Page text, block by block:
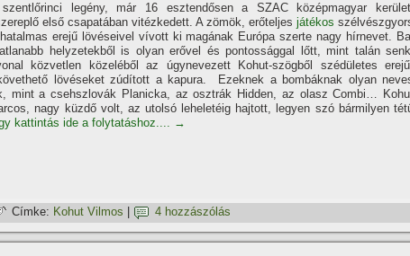
legény, már 16 esztendősen a SZAC középmagyar
első csapatában vitézkedett. A zömök, erőteljes játékos
erejű lövéseivel ví­vott ki magának Európa szerte nagy hí­rnevet.
helyzetekből is olyan erővel és pontossággal lőtt, mint talán
közvetlen közeléből az úgynevezett Kohut-szögből szédületes
lövéseket zúdí­tott a kapura. Ezeknek a bombáknak olyan
mint a csehszlovák Planicka, az osztrák Hidden, az olasz Combi…
nagy küzdő volt, az utolsó leheletéig hajtott, legyen szó bármilyen
kattintás ide a folytatáshoz.... →
Címke: Kohut Vilmos 4 hozzászólás